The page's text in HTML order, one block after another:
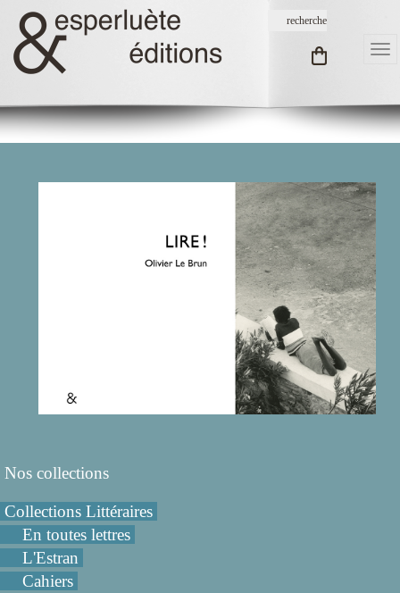
Nos collections
Collections Littéraires
En toutes lettres
L'Estran
Cahiers